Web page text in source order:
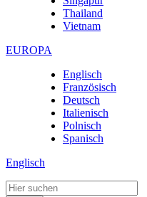
Thailand
Vietnam
EUROPA
Englisch
Französisch
Deutsch
Italienisch
Polnisch
Spanisch
Englisch